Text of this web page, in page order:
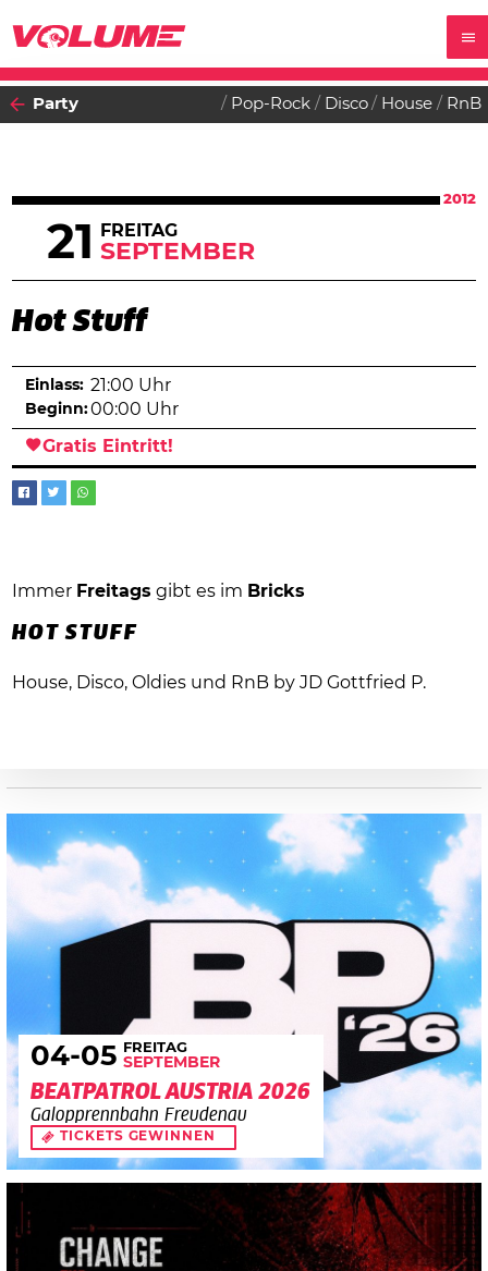
Party Pop-Rock Disco House RnB
2012
21 FREITAG
SEPTEMBER
Hot Stuff
Einlass: 21:00 Uhr
Beginn:00:00 Uhr
Gratis Eintritt!
Immer Freitags gibt es im Bricks
HOT STUFF
House, Disco, Oldies und RnB by JD Gottfried P.
04-05 FREITAG
SEPTEMBER
BEATPATROL AUSTRIA 2026
Galopprennbahn Freudenau
TICKETS GEWINNEN